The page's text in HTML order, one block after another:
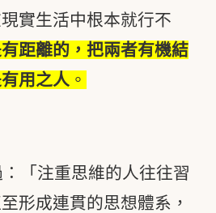
實生活中根本就行不
距離的，把兩者有機結
用之人 。
「注重思維的人往往習
形成連貫的思想體系，